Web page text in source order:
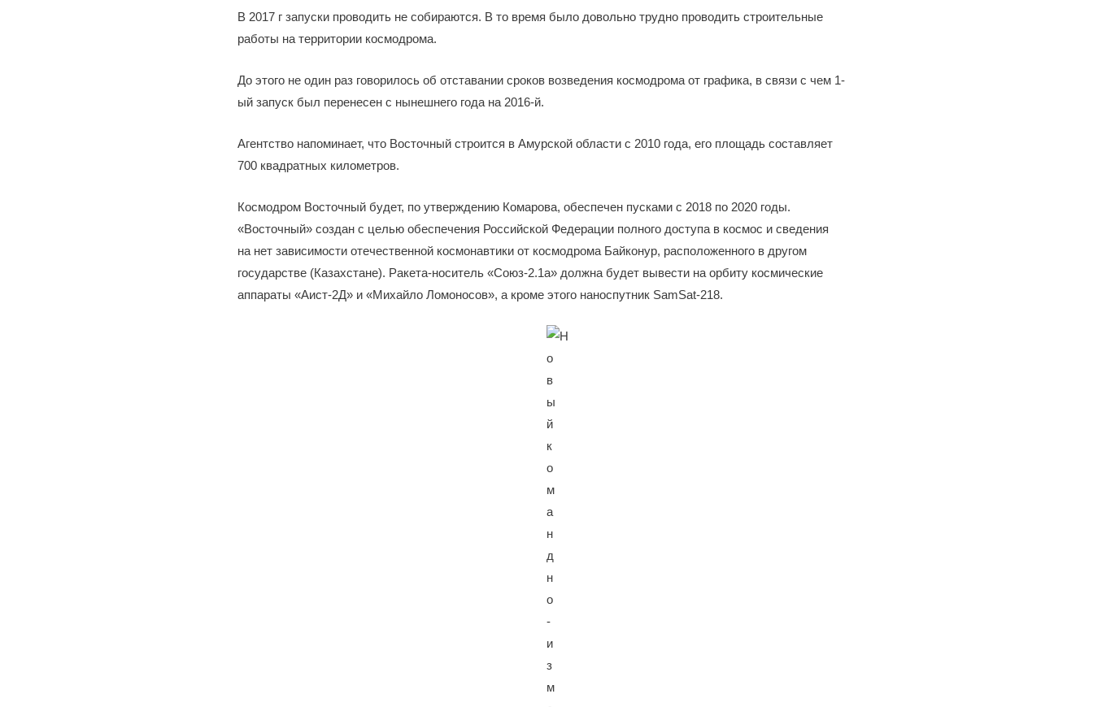
В 2017 г запуски проводить не собираются. В то время было довольно трудно проводить строительные
работы на территории космодрома.
До этого не один раз говорилось об отставании сроков возведения космодрома от графика, в связи с чем 1-
ый запуск был перенесен с нынешнего года на 2016-й.
Агентство напоминает, что Восточный строится в Амурской области с 2010 года, его площадь составляет
700 квадратных километров.
Космодром Восточный будет, по утверждению Комарова, обеспечен пусками с 2018 по 2020 годы.
«Восточный» создан с целью обеспечения Российской Федерации полного доступа в космос и сведения
на нет зависимости отечественной космонавтики от космодрома Байконур, расположенного в другом
государстве (Казахстане). Ракета-носитель «Союз-2.1а» должна будет вывести на орбиту космические
аппараты «Аист-2Д» и «Михайло Ломоносов», а кроме этого наноспутник SamSat-218.